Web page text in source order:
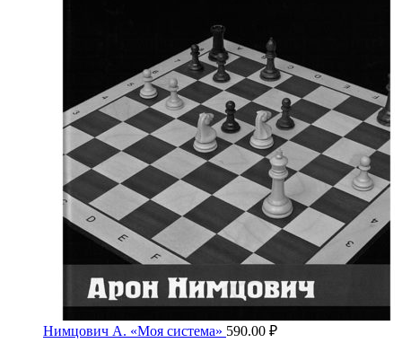
Нимцович А. «Моя система» 590.00 ₽